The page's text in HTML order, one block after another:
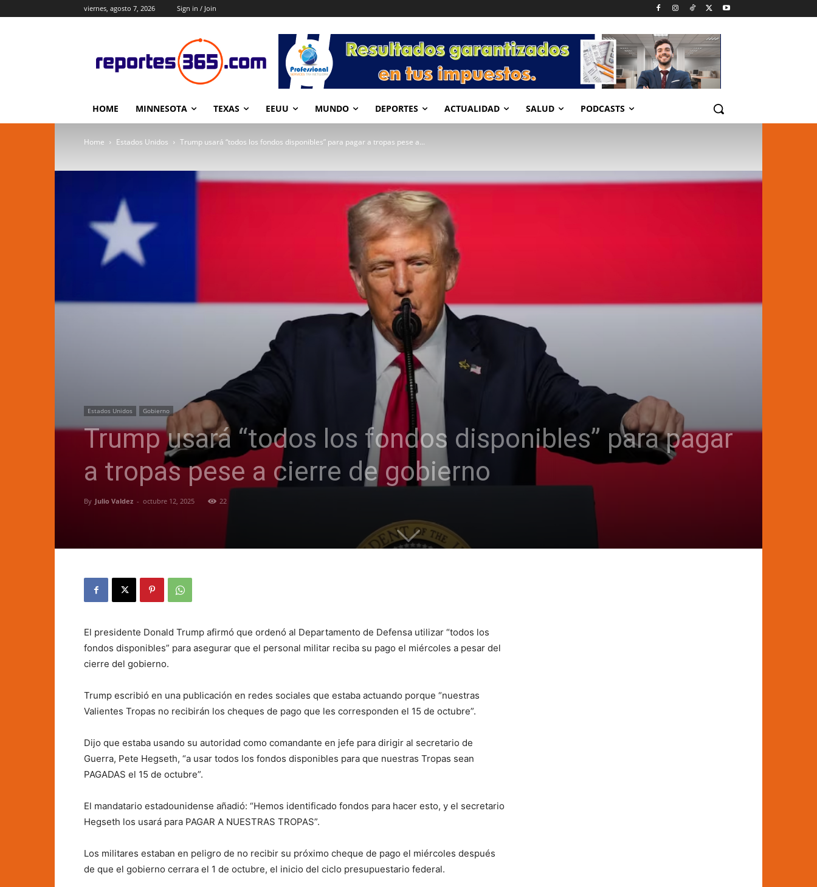
viernes, agosto 7, 2026 Sign in / Join
HOME MINNESOTA TEXAS EEUU MUNDO DEPORTES ACTUALIDAD SALUD PODCASTS
Home Estados Unidos Trump usará “todos los fondos disponibles” para pagar a tropas pese a...
Estados Unidos Gobierno
Trump usará “todos los fondos disponibles” para pagar
a tropas pese a cierre de gobierno
By Julio Valdez - octubre 12, 2025 22
El presidente Donald Trump afirmó que ordenó al Departamento de Defensa utilizar “todos los
fondos disponibles” para asegurar que el personal militar reciba su pago el miércoles a pesar del
cierre del gobierno.
Trump escribió en una publicación en redes sociales que estaba actuando porque “nuestras
Valientes Tropas no recibirán los cheques de pago que les corresponden el 15 de octubre”.
Dijo que estaba usando su autoridad como comandante en jefe para dirigir al secretario de
Guerra, Pete Hegseth, “a usar todos los fondos disponibles para que nuestras Tropas sean
PAGADAS el 15 de octubre”.
El mandatario estadounidense añadió: “Hemos identificado fondos para hacer esto, y el secretario
Hegseth los usará para PAGAR A NUESTRAS TROPAS”.
Los militares estaban en peligro de no recibir su próximo cheque de pago el miércoles después
de que el gobierno cerrara el 1 de octubre, el inicio del ciclo presupuestario federal.